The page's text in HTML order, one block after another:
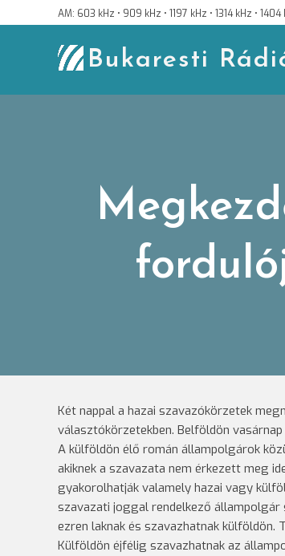
to
AM: 603 kHz • 909 kHz • 1197 kHz • 1314 kHz • 1404
Bukaresti
Két nappal a hazai szavazókörzetek
választókörzetekben. Belföldön
A külföldön élő román állampolgárok
akiknek a szavazata nem érkezett meg
gyakorolhatják valamely hazai vagy
szavazati joggal rendelkező állampolgár
ezren laknak és szavazhatnak külföldön.
Külföldön éjfélig szavazhatnak az